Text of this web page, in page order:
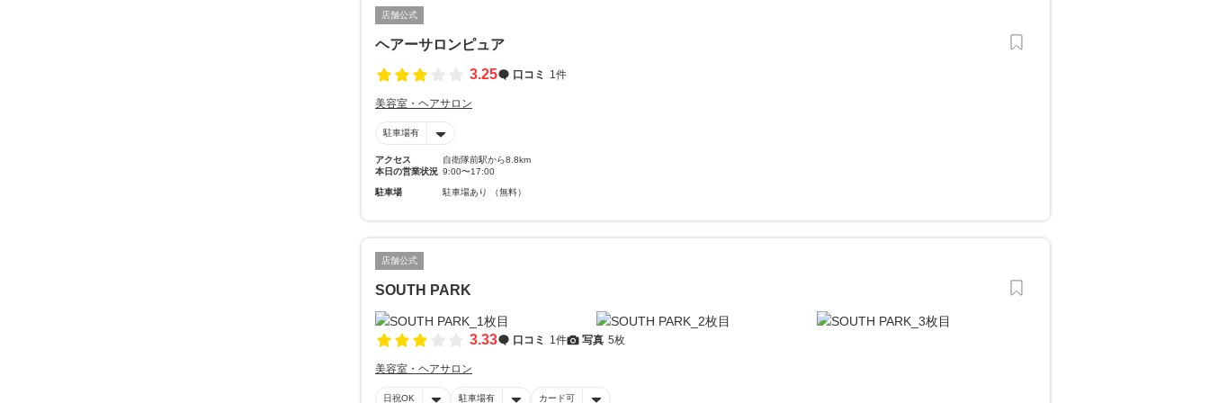
店舗公式
ヘアーサロンピュア
3.25
口コミ 1件
美容室・ヘアサロン
駐車場有
アクセス
自衛隊前駅から8.8km
本日の営業状況 9:00〜17:00
駐車場 駐車場あり （無料）
店舗公式
SOUTH PARK
3.33 口コミ 1件 写真 5枚
美容室・ヘアサロン
日祝OK 駐車場有 カード可